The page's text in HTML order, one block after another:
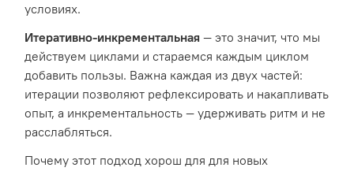
условиях.
Итеративно-инкрементальная — это значит, что мы
действуем циклами и стараемся каждым циклом
добавить пользы. Важна каждая из двух частей:
итерации позволяют рефлексировать и накапливать
опыт, а инкрементальность — удерживать ритм и не
расслабляться.
Почему этот подход хорош для для новых